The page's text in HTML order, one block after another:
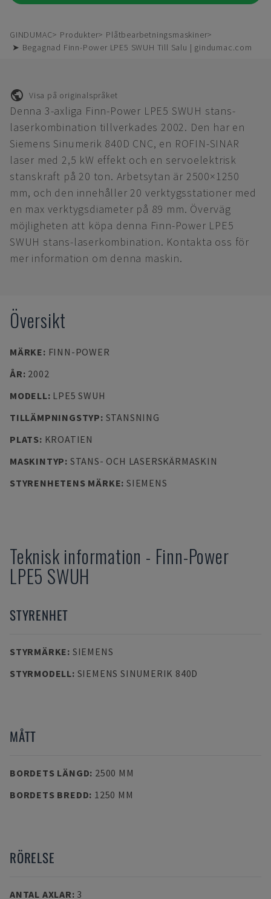
GINDUMAC Produkter
Plåtbearbetningsmaskiner
➤ Begagnad Finn-Power LPE5 SWUH Till Salu | gindumac.com
Visa på originalspråket
Denna 3-axliga Finn-Power LPE5 SWUH stans-
laserkombination tillverkades 2002. Den har en
Siemens Sinumerik 840D CNC, en ROFIN-SINAR
laser med 2,5 kW effekt och en servoelektrisk
stanskraft på 20 ton. Arbetsytan är 2500×1250
mm, och den innehåller 20 verktygsstationer med
en max verktygsdiameter på 89 mm. Överväg
möjligheten att köpa denna Finn-Power LPE5
SWUH stans-laserkombination. Kontakta oss för
mer information om denna maskin.
Översikt
MÄRKE: FINN-POWER
ÅR: 2002
MODELL: LPE5 SWUH
TILLÄMPNINGSTYP: STANSNING
PLATS: KROATIEN
MASKINTYP: STANS- OCH LASERSKÄRMASKIN
STYRENHETENS MÄRKE: SIEMENS
Teknisk information - Finn-Power
LPE5 SWUH
STYRENHET
STYRMÄRKE: SIEMENS
STYRMODELL: SIEMENS SINUMERIK 840D
MÅTT
BORDETS LÄNGD: 2500 MM
BORDETS BREDD: 1250 MM
RÖRELSE
ANTAL AXLAR: 3